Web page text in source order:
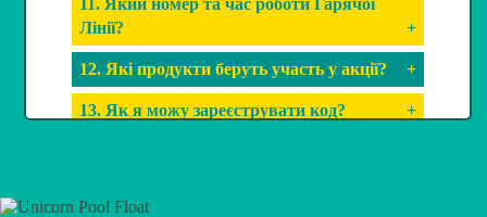
Лінії?
+
12. Які продукти беруть участь у акції?
+
13. Як я можу зареєструвати код?
+